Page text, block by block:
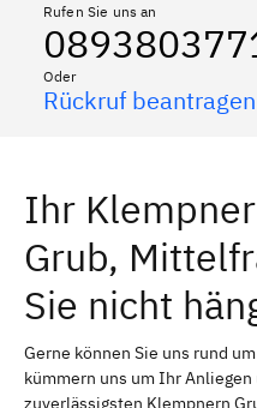
Rufen Sie uns an
Oder
Rückruf beantragen
Ihr
Grub,
Sie nicht
Gerne können Sie uns rund
kümmern uns um Ihr
zuverlässigsten Klempnern